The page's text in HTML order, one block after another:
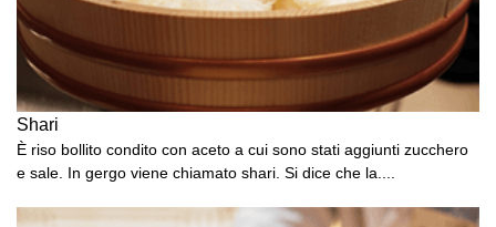
Shari
È riso bollito condito con aceto a cui sono stati aggiunti zucchero
e sale. In gergo viene chiamato shari. Si dice che la....